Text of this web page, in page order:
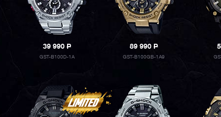
39 990P
GST-B100D-1A
89 990P
GST-B100GB-1A9